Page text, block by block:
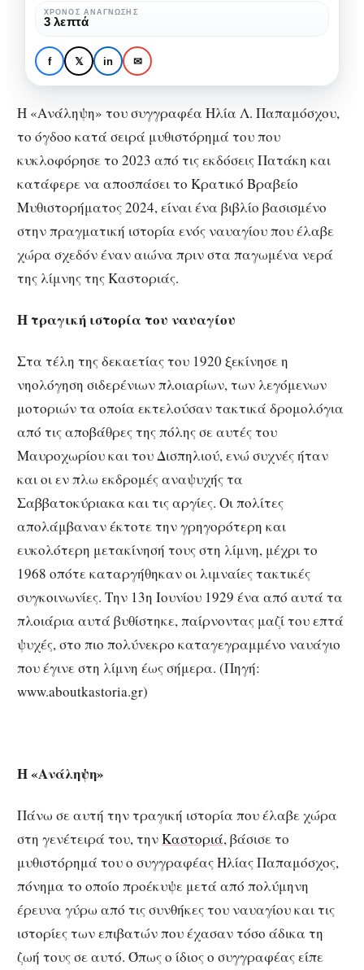
«Ανάληψη» του Ηλία Λ.
Παπαμόσχου: Η τραγική
ιστορία ενός ξεχασμένου
ναυαγίου που έγινε
μυθιστόρημα
Παπαμόσχου:
τραγική
ιστορία
ξεχασμένου
ναυαγίου
που
έγινε
μυθιστόρημα
ΧΡΌΝΟΣ ΑΝΆΓΝΩΣΗΣ
3 λεπτά
f 𝕏 in ✉
Η «Ανάληψη» του συγγραφέα Ηλία Λ. Παπαμόσχου,
το όγδοο κατά σειρά μυθιστόρημά του που
κυκλοφόρησε το 2023 από τις εκδόσεις Πατάκη και
κατάφερε να αποσπάσει το Κρατικό Βραβείο
Μυθιστορήματος 2024, είναι ένα βιβλίο βασισμένο
στην πραγματική ιστορία ενός ναυαγίου που έλαβε
χώρα σχεδόν έναν αιώνα πριν στα παγωμένα νερά
της λίμνης της Καστοριάς.
Η τραγική ιστορία του ναυαγίου
Στα τέλη της δεκαετίας του 1920 ξεκίνησε η
νηολόγηση σιδερένιων πλοιαρίων, των λεγόμενων
μοτοριών τα οποία εκτελούσαν τακτικά δρομολόγια
από τις αποβάθρες της πόλης σε αυτές του
Μαυροχωρίου και του Δισπηλιού, ενώ συχνές ήταν
και οι εν πλω εκδρομές αναψυχής τα
Σαββατοκύριακα και τις αργίες. Οι πολίτες
απολάμβαναν έκτοτε την γρηγορότερη και
ευκολότερη μετακίνησή τους στη λίμνη, μέχρι το
1968 οπότε καταργήθηκαν οι λιμναίες τακτικές
συγκοινωνίες. Την 13η Ιουνίου 1929 ένα από αυτά τα
πλοιάρια αυτά βυθίστηκε, παίρνοντας μαζί του επτά
ψυχές, στο πιο πολύνεκρο καταγεγραμμένο ναυάγιο
που έγινε στη λίμνη έως σήμερα. (Πηγή:
www.aboutkastoria.gr)
Η «Ανάληψη»
Πάνω σε αυτή την τραγική ιστορία που έλαβε χώρα
στη γενέτειρά του, τηνΚαστοριά, βάσισε το
μυθιστόρημά του ο συγγραφέας Ηλίας Παπαμόσχος,
πόνημα το οποίο προέκυψε μετά από πολύμηνη
έρευνα γύρω από τις συνθήκες του ναυαγίου και τις
ιστορίες των επιβατών που έχασαν τόσο άδικα τη
ζωή τους σε αυτό. Όπως ο ίδιος ο συγγραφέας είπε